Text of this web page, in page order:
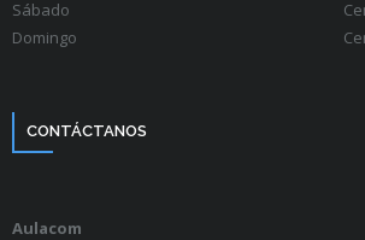
Sábado
Domingo
CONTÁCTANOS
Aulacom